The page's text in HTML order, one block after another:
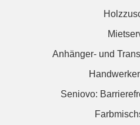
Anhänger- und
Seniovo: